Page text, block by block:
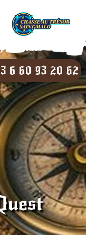
6 60 93 20 62